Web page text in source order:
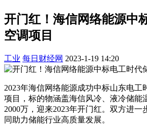
开门红！海信网络能源中
空调项目
工业 每日财经网 2023-1-19 14:20
2023年海信网络能源成功中标山东电工
项目，标的物涵盖海信风冷、液冷储能
2000万，迎来2023年开门红。双方进
同助力储能行业高质量发展。